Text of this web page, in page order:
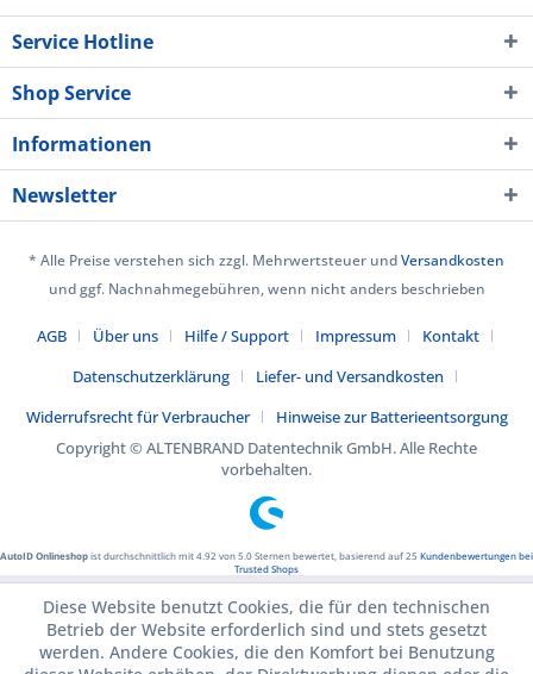
Service Hotline
Shop Service
Informationen
Newsletter
* Alle Preise verstehen sich zzgl. Mehrwertsteuer undVersandkosten
und ggf. Nachnahmegebühren, wenn nicht anders beschrieben
AGB Über uns Hilfe / Support Impressum
Kontakt
Datenschutzerklärung
Liefer- und Versandkosten
Widerrufsrecht für Verbraucher
Hinweise zur Batterieentsorgung
Copyright © ALTENBRAND Datentechnik GmbH. Alle Rechte
vorbehalten.
AutoID Onlineshopist durchschnittlich mit4.92 von5.0Sternen bewertet, basierend auf25 Kundenbewertungen bei
Trusted Shops
Diese Website benutzt Cookies, die für den technischen
Betrieb der Website erforderlich sind und stets gesetzt
werden. Andere Cookies, die den Komfort bei Benutzung